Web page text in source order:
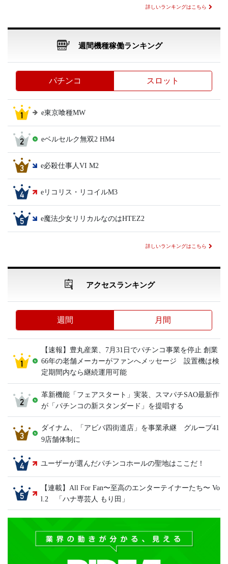
詳しいランキングはこちら
週間機種稼働ランキング
パチンコ スロット
e東京喰種MW
eベルセルク無双2 HM4
e必殺仕事人VI M2
eリコリス・リコイルM3
e魔法少女リリカルなのはHTEZ2
詳しいランキングはこちら
アクセスランキング
週間 月間
【速報】豊丸産業、7月31日でパチンコ事業を停止 創業
66年の老舗メーカーがファンへメッセージ 設置機は検
定期間内なら継続運用可能
革新機能「フェアスタート」実装、スマパチSAO最新作
が「パチンコの新スタンダード」を提唱する
ダイナム、「アビバ四街道店」を事業承継 グループ41
9店舗体制に
ユーザーが選んだパチンコホールの聖地はここだ！
【連載】All For Fan〜至高のエンターテイナーたち〜 Vo
l.2 「ハナ専芸人 もり田」